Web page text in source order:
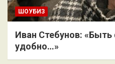
ШОУБИЗ
Иван Стебунов:
удобно…»